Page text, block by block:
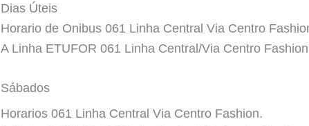
Dias Úteis
Horario de Onibus 061 Linha Central Via Centro
A Linha ETUFOR 061 Linha Central/Via Centro
Sábados
Horarios 061 Linha Central Via Centro Fashion.